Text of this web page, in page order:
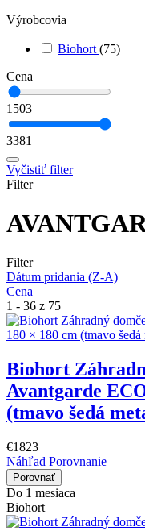
Výrobcovia
Biohort (75)
Cena
1503
3381
Vyčistiť filter
Filter
Filter
Dátum pridania (Z-A)
Cena
1 - 36 z 75
Biohort
Avantgarde
(tmavo šedá
€1823
Náhľad Porovnanie
Porovnať
Do 1 mesiaca
Biohort